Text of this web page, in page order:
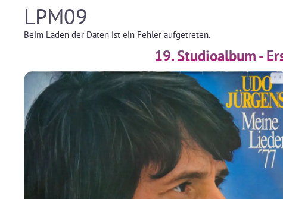
LPM09
Beim Laden der Daten ist ein Fehler aufgetreten.
19. Studioalbum -